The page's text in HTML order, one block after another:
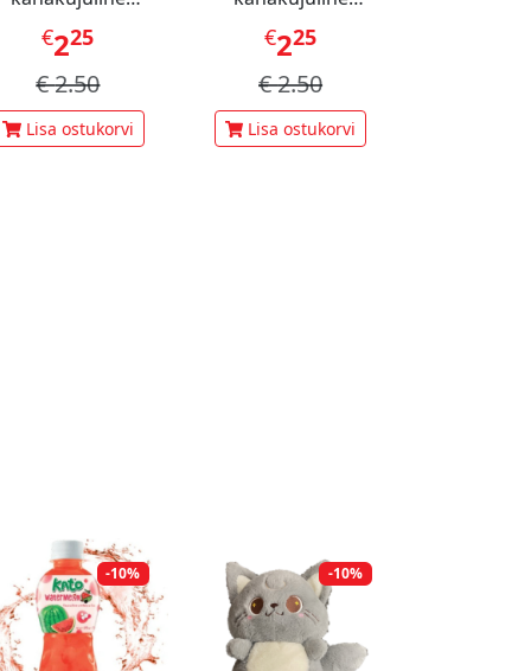
60 g
€225
€2.50
Lisa ostukorvi
šokolaadimaius 60 g
€225
€2.50
Lisa ostukorvi
-10% -10%